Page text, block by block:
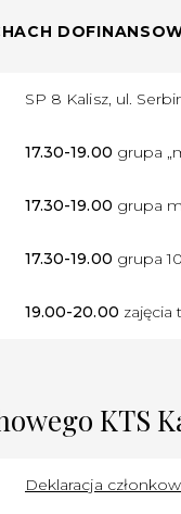
SP 8 Kalisz, ul.
17.30-19.00 grupa
17.30-19.00 grupa
17.30-19.00 grupa
19.00-20.00 zajęcia
KTS
Deklaracja